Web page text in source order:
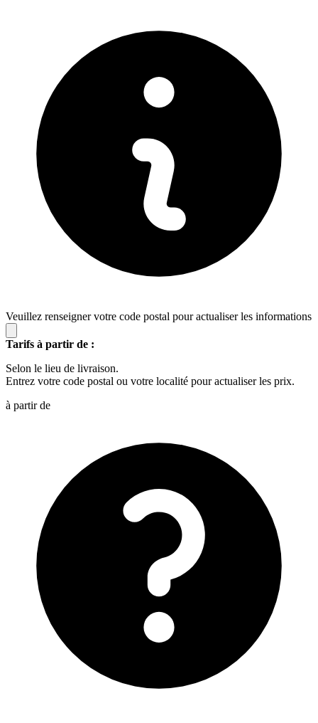
Veuillez renseigner votre code postal pour actualiser les informations
Tarifs à partir de :
Selon le lieu de livraison.
Entrez votre code postal ou votre localité pour actualiser les prix.
à partir de